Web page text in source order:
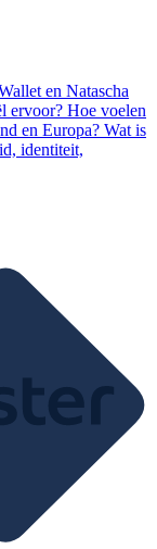
en Natascha
ervoor? Hoe voelen
en Europa? Wat is
identiteit,